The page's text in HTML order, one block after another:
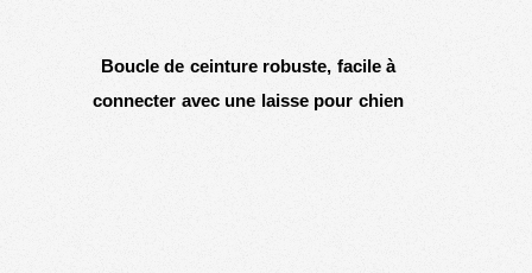
Boucle de ceinture robuste, facile à
connecter avec une laisse pour chien